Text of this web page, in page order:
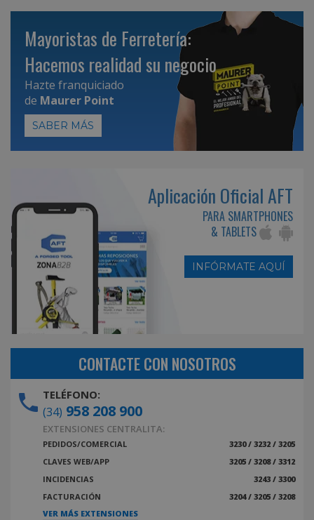
Mayoristas de Ferretería:
Hacemos realidad su negocio
Hazte franquiciado
de Maurer Point
SABER MÁS
Aplicación Oficial AFT
PARA SMARTPHONES
& TABLETS
INFÓRMATE AQUÍ
CONTACTE CON NOSOTROS
TELÉFONO:
(34) 958 208 900
EXTENSIONES CENTRALITA:
PEDIDOS/COMERCIAL
3230 / 3232 / 3205
CLAVES WEB/APP
3205 / 3208 / 3312
INCIDENCIAS
3243 / 3300
FACTURACIÓN
3204 / 3205 / 3208
VER MÁS EXTENSIONES